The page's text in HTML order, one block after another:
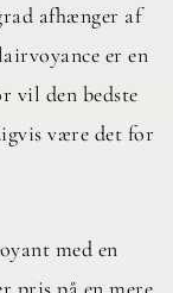
afhænger af
er en
vil den bedste
være det for
med en